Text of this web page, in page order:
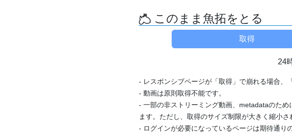
このまま魚拓をとる
24
- レスポンシブページが「取得」で崩れる場合、
- 動画は原則取得不能です。
- 一部の非ストリーミング動画、metadataのた
ます。ただし、取得のサイズ制限が大きく縮小
- ログインが必要になっているページは期待通り